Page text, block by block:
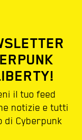
il tuo feed
notizie e tutti
di Cyberpunk